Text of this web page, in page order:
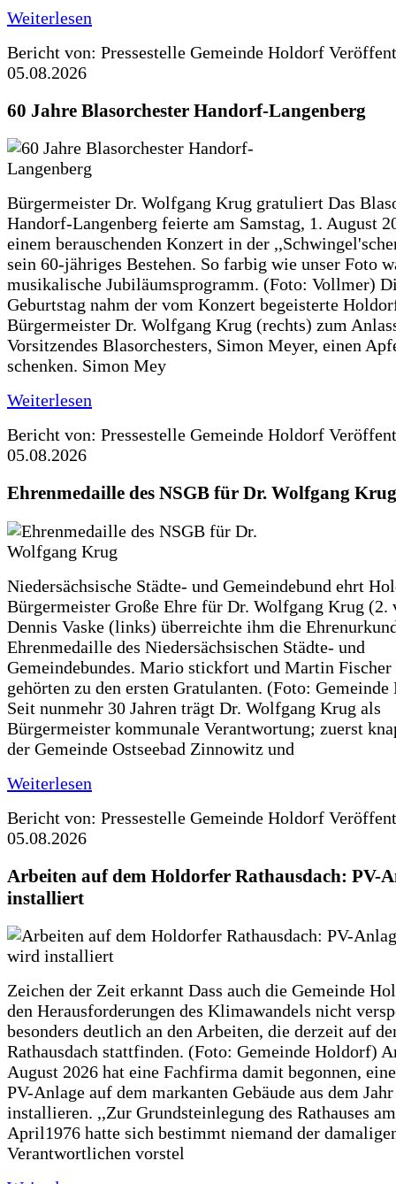
Weiterlesen
Bericht von: Pressestelle Gemeinde Holdorf
05.08.2026
60 Jahre Blasorchester Handorf-Langenberg
Bürgermeister Dr. Wolfgang Krug gratuliert Das
Handorf-Langenberg feierte am Samstag, 1. August
einem berauschenden Konzert in der
sein 60-jähriges Bestehen. So farbig wie unser Foto
musikalische Jubiläumsprogramm. (Foto: Vollmer)
Geburtstag nahm der vom Konzert begeisterte
Bürgermeister Dr. Wolfgang Krug (rechts) zum
Vorsitzendes Blasorchesters, Simon Meyer, einen
schenken. Simon Mey
Weiterlesen
Bericht von: Pressestelle Gemeinde Holdorf
05.08.2026
Ehrenmedaille des NSGB für Dr. Wolfgang Krug
Niedersächsische Städte- und Gemeindebund ehrt
Bürgermeister Große Ehre für Dr. Wolfgang Krug (2.
Dennis Vaske (links) überreichte ihm die
Ehrenmedaille des Niedersächsischen Städte- und
Gemeindebundes. Mario stickfort und Martin Fischer
gehörten zu den ersten Gratulanten. (Foto:
Seit nunmehr 30 Jahren trägt Dr. Wolfgang Krug als
Bürgermeister kommunale Verantwortung; zuerst
der Gemeinde Ostseebad Zinnowitz und
Weiterlesen
Bericht von: Pressestelle Gemeinde Holdorf
05.08.2026
Arbeiten auf dem Holdorfer Rathausdach: PV-
installiert
Zeichen der Zeit erkannt Dass auch die Gemeinde
den Herausforderungen des Klimawandels nicht
besonders deutlich an den Arbeiten, die derzeit auf
Rathausdach stattfinden. (Foto: Gemeinde Holdorf)
August 2026 hat eine Fachfirma damit begonnen,
PV-Anlage auf dem markanten Gebäude aus dem
installieren. ,,Zur Grundsteinlegung des Rathauses
April1976 hatte sich bestimmt niemand der
Verantwortlichen vorstel